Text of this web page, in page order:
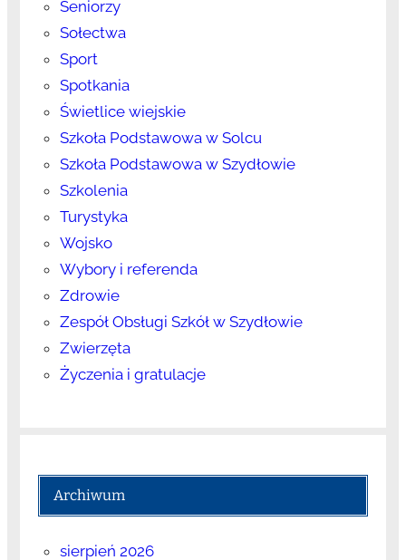
Seniorzy
Sołectwa
Sport
Spotkania
Świetlice wiejskie
Szkoła Podstawowa w Solcu
Szkoła Podstawowa w Szydłowie
Szkolenia
Turystyka
Wojsko
Wybory i referenda
Zdrowie
Zespół Obsługi Szkół w Szydłowie
Zwierzęta
Życzenia i gratulacje
Archiwum
sierpień 2026